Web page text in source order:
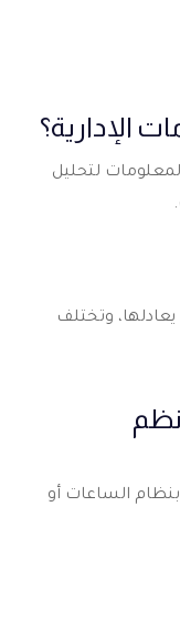
الإدارية؟
لتحليل
وتختلف
دراسية بنظام الساعات أو